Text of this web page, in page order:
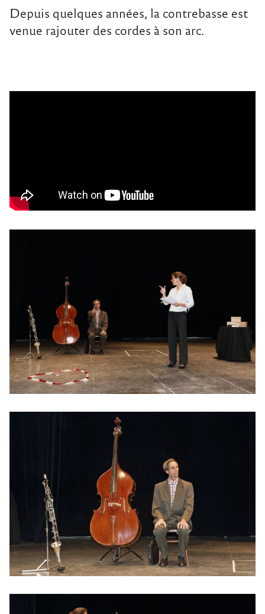
Depuis quelques années, la contrebasse est
venue rajouter des cordes à son arc.